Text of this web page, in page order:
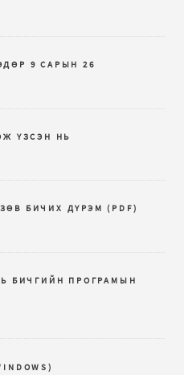
9 САРЫН 26
ҮЗСЭН НЬ
БИЧИХ ДҮРЭМ (PDF)
БИЧГИЙН ПРОГРАМЫН